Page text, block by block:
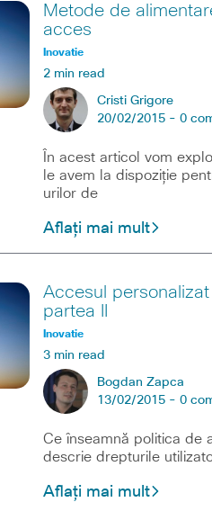
Metode de
acces
Inovatie
2 min read
Cristi Grigore
20/02/2015 - 0
În acest articol vom
le avem la dispoziție
urilor de
Aflați mai mult
Accesul
partea II
Inovatie
3 min read
Bogdan Zapca
13/02/2015 - 0
Ce înseamnă politica de
descrie drepturile
Aflați mai mult